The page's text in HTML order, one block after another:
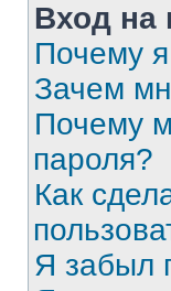
Вход на
Почему
Зачем
Почему
пароля?
Как
Я забыл